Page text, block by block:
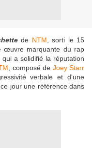
de NTM , sorti le 15
œuvre marquante du rap
a solidifié la réputation
, composé de Joey Starr
verbale et d'une
jour une référence dans